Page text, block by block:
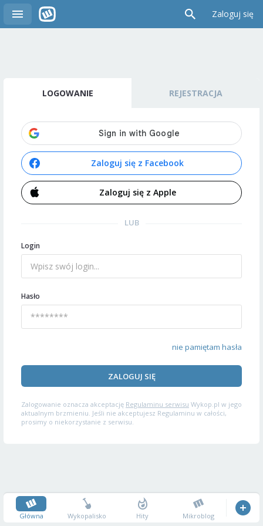
Zaloguj się
LOGOWANIE REJESTRACJA
Zaloguj się z Facebook
Zaloguj się z Apple
LUB
Login
Hasło
nie pamiętam hasła
ZALOGUJ SIĘ
Zalogowanie oznacza akceptację Regulaminu serwisu Wykop.pl w jego
aktualnym brzmieniu. Jeśli nie akceptujesz Regulaminu w całości,
prosimy o niekorzystanie z serwisu.
Główna Wykopalisko Hity Mikroblog